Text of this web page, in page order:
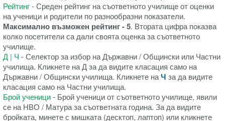
Рейтинг- Среден рейтинг на съответното училище от оценки
на ученици и родители по разнообразни показатели.
Максимално възможен рейтинг - 5. Втората цифра показва
колко посетители са дали своята оценка за съответното
училище.
Д | Ч - Селектор за избор на Държавни / Общински или Частни
училища. Кликнете на Д за да видите класация само на
Държавни / Общински училища. Кликнете наЧ за да видите
класация само на Частни училища.
Брой ученици- Брой ученици от съответното училище, явили
се на НВО / Матура за съответната година. За да видите
бройката, минете с мишката (десктоп, лаптоп) или кликнете